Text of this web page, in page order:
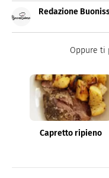
Redazione
quale trovi idee
Oppure ti
Capretto ripieno